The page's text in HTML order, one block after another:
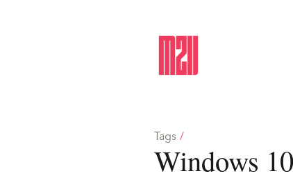
Tags /
Windows 10